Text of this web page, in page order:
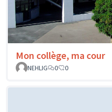
Mon collège, ma cour
NEHLIG
0 0